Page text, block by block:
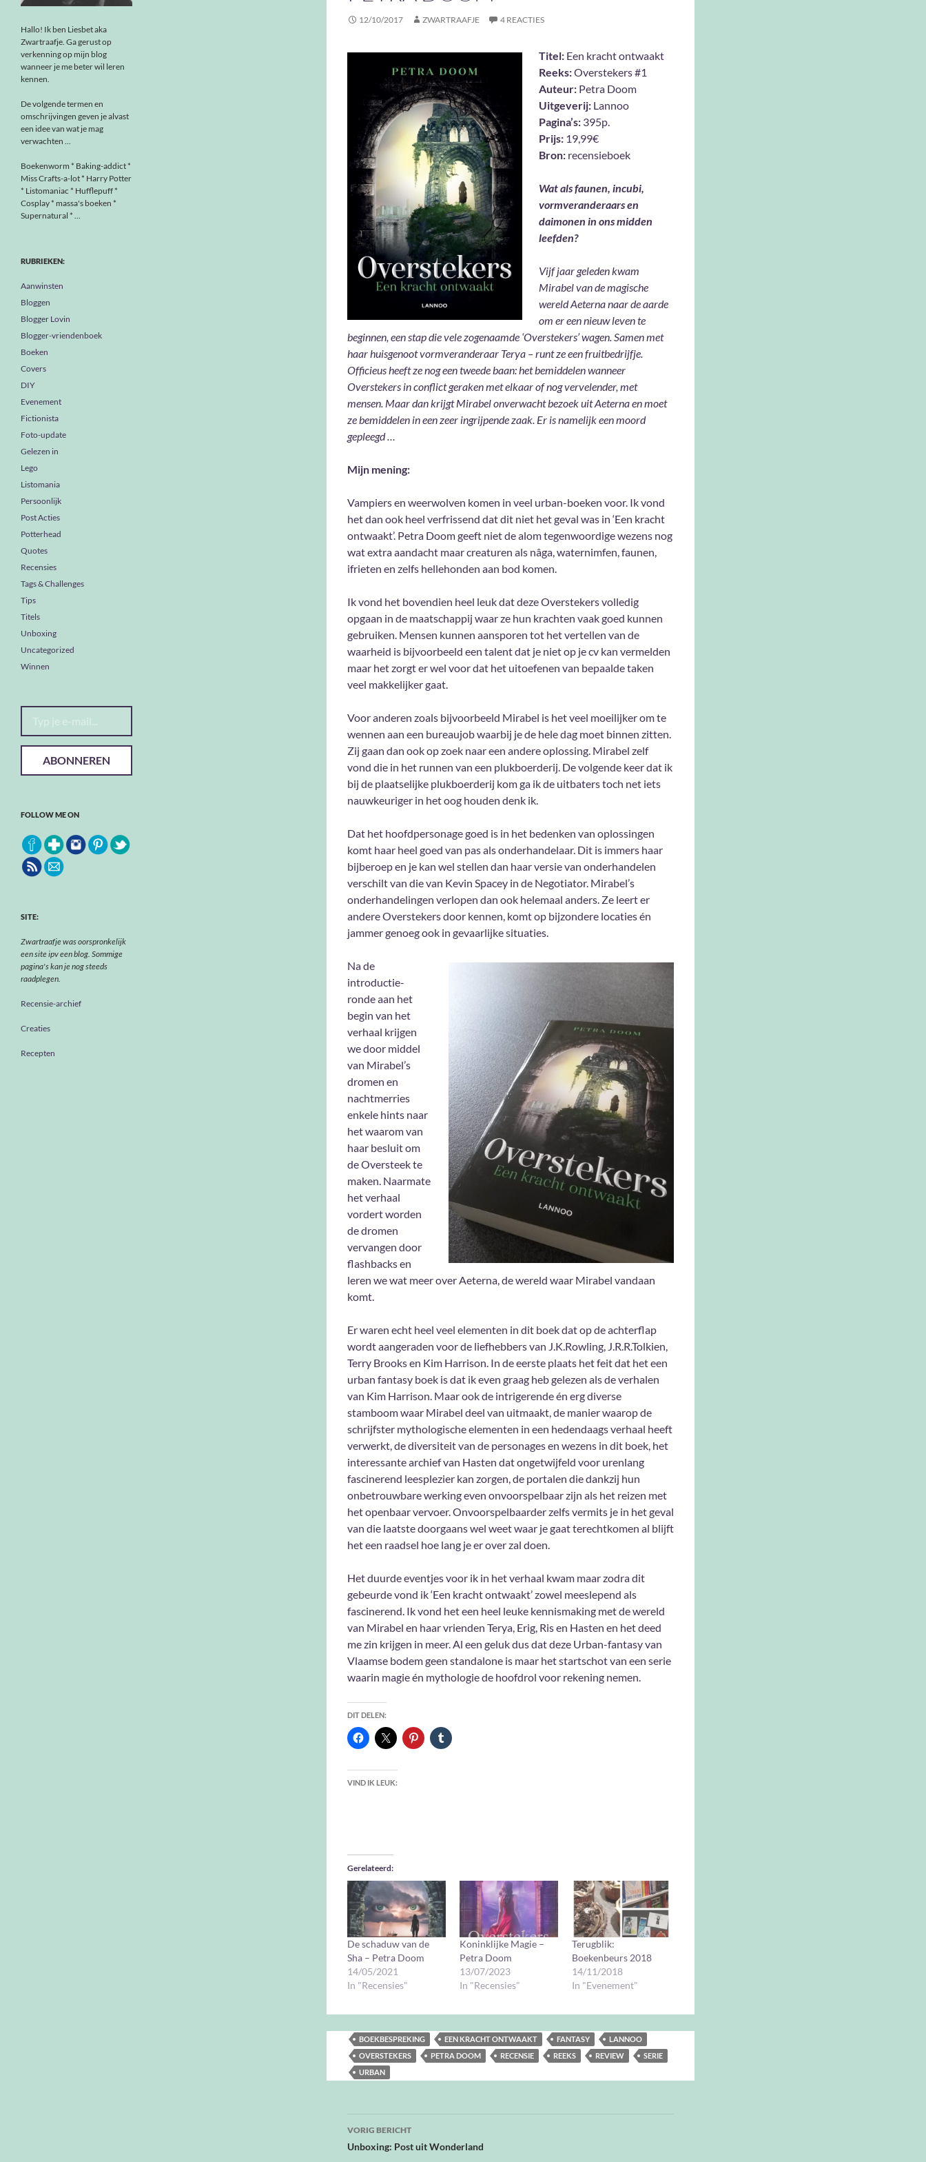
12/10/2017 ZWARTRAAFJE 4 REACTIES
Titel: Een kracht ontwaakt
Reeks:Overstekers #1
Auteur: Petra Doom
Uitgeverij: Lannoo
Pagina’s: 395p.
Prijs: 19,99€
Bron: recensieboek
Wat als faunen, incubi,
vormveranderaars en
daimonen in ons midden
leefden?
Vijf jaar geleden kwam
Mirabel van de magische
wereld Aeterna naar de aarde
om er een nieuw leven te
beginnen, een stap die vele zogenaamde ‘Overstekers’ wagen. Samen met
haar huisgenoot vormveranderaar Terya – runt ze een fruitbedrijfje.
Officieus heeft ze nog een tweede baan: het bemiddelen wanneer
Overstekers in conflict geraken met elkaar of nog vervelender, met
mensen. Maar dan krijgt Mirabel onverwacht bezoek uit Aeterna en moet
ze bemiddelen in een zeer ingrijpende zaak. Er is namelijk een moord
gepleegd …
Mijn mening:
Vampiers en weerwolven komen in veel urban-boeken voor. Ik vond
het dan ook heel verfrissend dat dit niet het geval was in ‘Een kracht
ontwaakt’. Petra Doom geeft niet de alom tegenwoordige wezens nog
wat extra aandacht maar creaturen als nâga, waternimfen, faunen,
ifrieten en zelfs hellehonden aan bod komen.
Ik vond het bovendien heel leuk dat deze Overstekers volledig
opgaan in de maatschappij waar ze hun krachten vaak goed kunnen
gebruiken. Mensen kunnen aansporen tot het vertellen van de
waarheid is bijvoorbeeld een talent dat je niet op je cv kan vermelden
maar het zorgt er wel voor dat het uitoefenen van bepaalde taken
veel makkelijker gaat.
Voor anderen zoals bijvoorbeeld Mirabel is het veel moeilijker om te
wennen aan een bureaujob waarbij je de hele dag moet binnen zitten.
Zij gaan dan ook op zoek naar een andere oplossing. Mirabel zelf
vond die in het runnen van een plukboerderij. De volgende keer dat ik
bij de plaatselijke plukboerderij kom ga ik de uitbaters toch net iets
nauwkeuriger in het oog houden denk ik.
Dat het hoofdpersonage goed is in het bedenken van oplossingen
komt haar heel goed van pas als onderhandelaar. Dit is immers haar
bijberoep en je kan wel stellen dan haar versie van onderhandelen
verschilt van die van Kevin Spacey in de Negotiator. Mirabel’s
onderhandelingen verlopen dan ook helemaal anders. Ze leert er
andere Overstekers door kennen, komt op bijzondere locaties én
jammer genoeg ook in gevaarlijke situaties.
Na de
introductie-
ronde aan het
begin van het
verhaal krijgen
we door middel
van Mirabel’s
dromen en
nachtmerries
enkele hints naar
het waarom van
haar besluit om
de Oversteek te
maken. Naarmate
het verhaal
vordert worden
de dromen
vervangen door
flashbacks en
leren we wat meer over Aeterna, de wereld waar Mirabel vandaan
komt.
Er waren echt heel veel elementen in dit boek dat op de achterflap
wordt aangeraden voor de liefhebbers van J.K.Rowling, J.R.R.Tolkien,
Terry Brooks en Kim Harrison. In de eerste plaats het feit dat het een
urban fantasy boek is dat ik even graag heb gelezen als de verhalen
van Kim Harrison. Maar ook de intrigerende én erg diverse
stamboom waar Mirabel deel van uitmaakt, de manier waarop de
schrijfster mythologische elementen in een hedendaags verhaal heeft
verwerkt, de diversiteit van de personages en wezens in dit boek, het
interessante archief van Hasten dat ongetwijfeld voor urenlang
fascinerend leesplezier kan zorgen, de portalen die dankzij hun
onbetrouwbare werking even onvoorspelbaar zijn als het reizen met
het openbaar vervoer. Onvoorspelbaarder zelfs vermits je in het geval
van die laatste doorgaans wel weet waar je gaat terechtkomen al blijft
het een raadsel hoe lang je er over zal doen.
Het duurde eventjes voor ik in het verhaal kwam maar zodra dit
gebeurde vond ik ‘Een kracht ontwaakt’ zowel meeslepend als
fascinerend. Ik vond het een heel leuke kennismaking met de wereld
van Mirabel en haar vrienden Terya, Erig, Ris en Hasten en het deed
me zin krijgen in meer. Al een geluk dus dat deze Urban-fantasy van
Vlaamse bodem geen standalone is maar het startschot van een serie
waarin magie én mythologie de hoofdrol voor rekening nemen.
DIT DELEN:
VIND IK LEUK:
Gerelateerd
De schaduw van de
Sha – Petra Doom
14/05/2021
In "Recensies"
Koninklijke Magie –
Petra Doom
13/07/2023
In "Recensies"
Terugblik:
Boekenbeurs 2018
14/11/2018
In "Evenement"
BOEKBESPREKING EEN KRACHT ONTWAAKT FANTASY
LANNOO
OVERSTEKERS
PETRA DOOM RECENSIE REEKS REVIEW
SERIE
URBAN
Bericht
navigatie
VORIG BERICHT
Unboxing: Post uit Wonderland
Hallo! Ik ben Liesbet aka
Zwartraafje. Ga gerust op
verkenning op mijn blog
wanneer je me beter wil leren
kennen.
De volgende termen en
omschrijvingen geven je alvast
een idee van wat je mag
verwachten ...
Boekenworm * Baking-addict *
Miss Crafts-a-lot * Harry Potter
* Listomaniac * Hufflepuff *
Cosplay * massa's boeken *
Supernatural * ...
RUBRIEKEN:
Aanwinsten
Bloggen
Blogger Lovin
Blogger-vriendenboek
Boeken
Covers
DIY
Evenement
Fictionista
Foto-update
Gelezen in
Lego
Listomania
Persoonlijk
Post Acties
Potterhead
Quotes
Recensies
Tags & Challenges
Tips
Titels
Unboxing
Uncategorized
Winnen
Typ je e-mail...
ABONNEREN
FOLLOW ME ON
SITE:
Zwartraafje was oorspronkelijk
een site ipv een blog. Sommige
pagina's kan je nog steeds
raadplegen.
Recensie-archief
Creaties
Recepten